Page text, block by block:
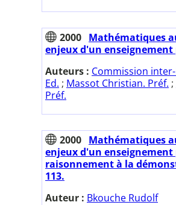
2000 Mathématiques
enjeux d'un
Auteurs : Commission inter-
Ed. ; Massot Christian. Préf. ;
Préf.
2000 Mathématiques
enjeux d'un
raisonnement à la
113.
Auteur : Bkouche Rudolf